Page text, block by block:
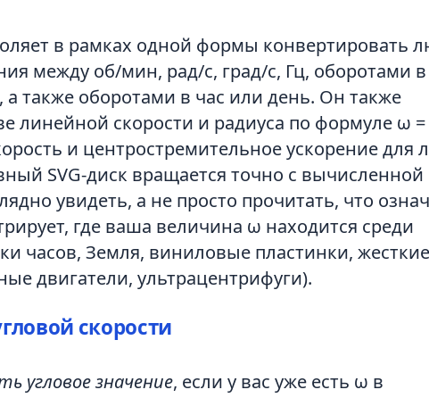
в рамках одной формы конвертировать
между об/мин, рад/с, град/с, Гц, оборотами в
а также оборотами в час или день. Он также
линейной скорости и радиуса по формуле ω =
и центростремительное ускорение для
SVG-диск вращается точно с вычисленной
увидеть, а не просто прочитать, что
где ваша величина ω находится среди
часов, Земля, виниловые пластинки, жесткие
двигатели, ультрацентрифуги).
скорости
угловое значение, если у вас уже есть ω в